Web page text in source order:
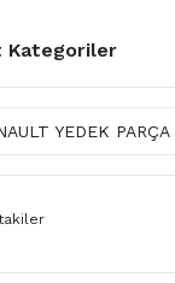
Kategoriler
YEDEK PARÇA